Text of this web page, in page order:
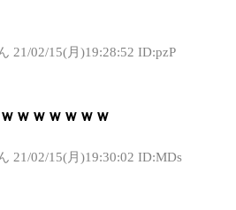
21/02/15(月)19:28:52 ID:pzP
ｗｗｗｗｗｗ
21/02/15(月)19:30:02 ID:MDs